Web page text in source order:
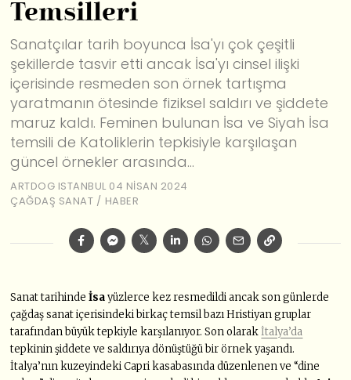
Temsilleri
Sanatçılar tarih boyunca İsa'yı çok çeşitli
şekillerde tasvir etti ancak İsa'yı cinsel ilişki
içerisinde resmeden son örnek tartışma
yaratmanın ötesinde fiziksel saldırı ve şiddete
maruz kaldı. Feminen bulunan İsa ve Siyah İsa
temsili de Katoliklerin tepkisiyle karşılaşan
güncel örnekler arasında...
ARTDOG ISTANBUL 04 NISAN 2024
ÇAĞDAŞ SANAT / HABER
Sanat tarihinde İsayüzlerce kez resmedildi ancak son günlerde
çağdaş sanat içerisindeki birkaç temsil bazı Hristiyan gruplar
tarafından büyük tepkiyle karşılanıyor. Son olarakİtalya’da
tepkinin şiddete ve saldırıya dönüştüğü bir örnek yaşandı.
İtalya’nın kuzeyindeki Capri kasabasında düzenlenen ve “dine